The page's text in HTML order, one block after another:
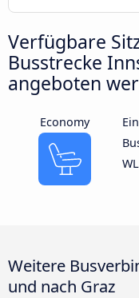
Verfügbare
Busstrecke
angeboten
Economy
Weitere
und nach Graz